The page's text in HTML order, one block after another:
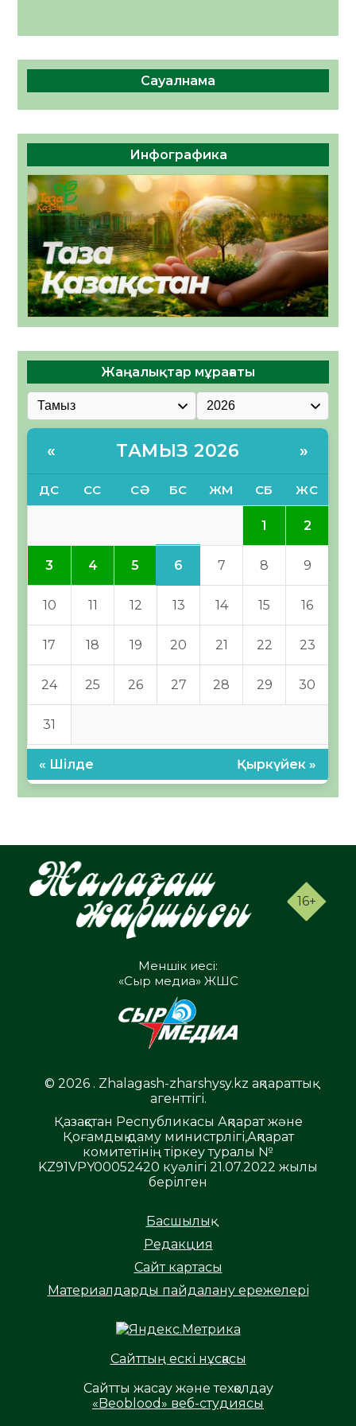
Сауалнама
Инфографика
Жаңалықтар мұрағаты
« ТАМЫЗ 2026 »
ДС СС СӘ БС ЖМ СБ ЖС
1 2
3 4 5 6 7 8 9
10 11 12 13 14 15 16
17 18 19 20 21 22 23
24 25 26 27 28 29 30
31
« Шілде Қыркүйек »
16+
Меншік иесі:
«Сыр медиа» ЖШС
© 2026 . Zhalagash-zharshysy.kz ақпараттық
агенттігі.
Қазақстан Республикасы Ақпарат және
Қоғамдық даму министрлігі,Ақпарат
комитетінің тіркеу туралы №
KZ91VPY00052420 куәлігі 21.07.2022 жылы
берілген
Басшылық
Редакция
Сайт картасы
Материалдарды пайдалану ережелері
Сайттың ескі нұсқасы
Сайтты жасау және техқолдау
«Beoblood» веб-студиясы